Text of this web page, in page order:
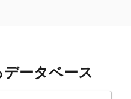
ータベース